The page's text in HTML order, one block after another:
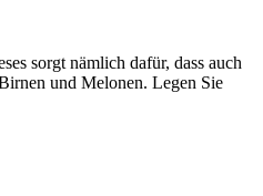
sorgt nämlich dafür, dass auch
und Melonen. Legen Sie